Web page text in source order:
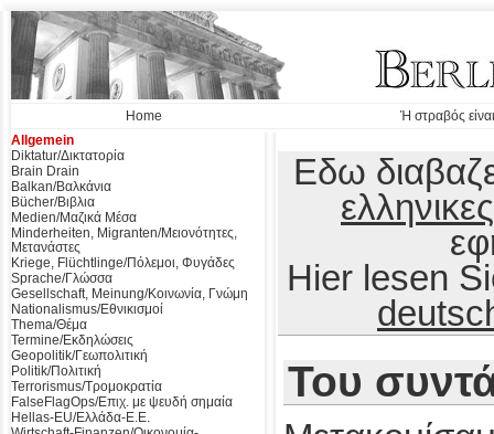
Home
Ή στραβός
Allgemein
Diktatur/Δικτατορία
Brain Drain
Balkan/Βαλκάνια
Bücher/Βιβλια
Medien/Μαζικά Μέσα
Minderheiten, Migranten/Μειονότητες,
Μετανάστες
Kriege, Flüchtlinge/Πόλεμοι, Φυγάδες
Sprache/Γλώσσα
Gesellschaft, Meinung/Κοινωνία, Γνώμη
Nationalismus/Εθνικισμοί
Thema/Θέμα
Termine/Εκδηλώσεις
Geopolitik/Γεωπολιτική
Politik/Πολιτική
Terrorismus/Τρομοκρατία
FalseFlagOps/Επιχ. με ψευδή σημαία
Hellas-EU/Ελλάδα-Ε.Ε.
Εδω
ελληνικες
Hier lesen
Του